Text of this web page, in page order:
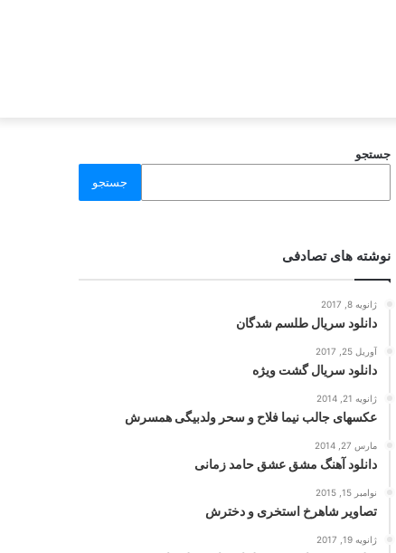
جستجو
جستجو
نوشته های تصادفی
ژانویه 8, 2017
دانلود سریال طلسم شدگان
آوریل 25, 2017
دانلود سریال گشت ویژه
ژانویه 21, 2014
عکسهای جالب نیما فلاح و سحر ولدبیگی همسرش
مارس 27, 2014
دانلود آهنگ مشق عشق حامد زمانی
نوامبر 15, 2015
تصاویر شاهرخ استخری و دخترش
ژانویه 19, 2017